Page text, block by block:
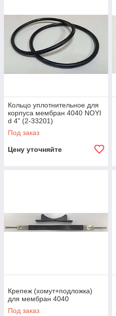
Кольцо уплотнительное для
корпуса мембран 4040 NOYI
d 4" (2-33201)
Под заказ
Цену уточняйте
Крепеж (хомут+подложка)
для мембран 4040
Под заказ